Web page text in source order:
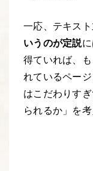
一応、テキス
いうのが定説
得ていれば、
れているペー
はこだわりす
られるか」を